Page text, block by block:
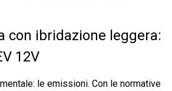
con ibridazione leggera:
12V
le emissioni. Con le normative